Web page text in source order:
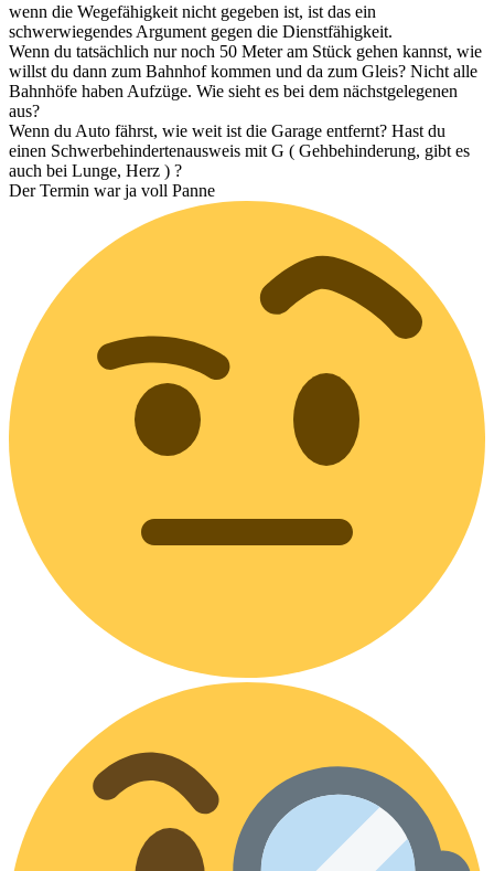
wenn die Wegefähigkeit nicht gegeben ist, ist das ein
schwerwiegendes Argument gegen die Dienstfähigkeit.
Wenn du tatsächlich nur noch 50 Meter am Stück gehen kannst, wie
willst du dann zum Bahnhof kommen und da zum Gleis? Nicht alle
Bahnhöfe haben Aufzüge. Wie sieht es bei dem nächstgelegenen
aus?
Wenn du Auto fährst, wie weit ist die Garage entfernt? Hast du
einen Schwerbehindertenausweis mit G ( Gehbehinderung, gibt es
auch bei Lunge, Herz ) ?
Der Termin war ja voll Panne